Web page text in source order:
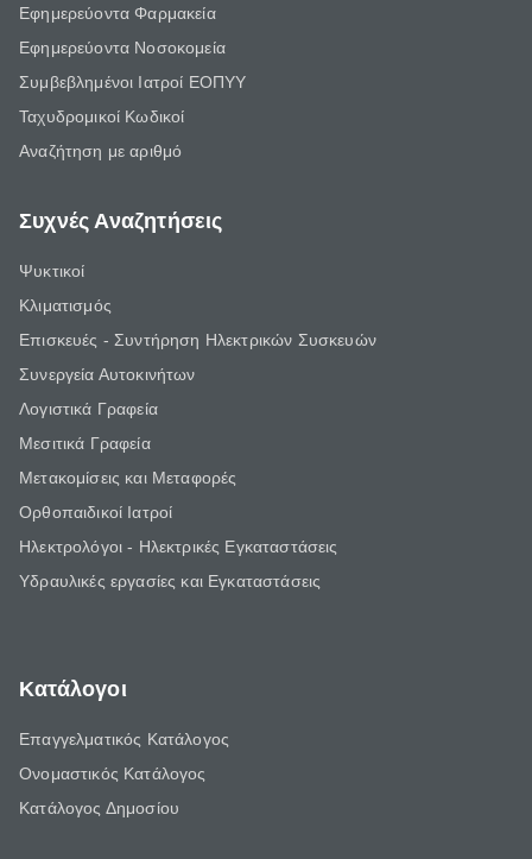
Εφημερεύοντα Φαρμακεία
Εφημερεύοντα Νοσοκομεία
Συμβεβλημένοι Ιατροί ΕΟΠΥΥ
Ταχυδρομικοί Κωδικοί
Αναζήτηση με αριθμό
Συχνές Αναζητήσεις
Ψυκτικοί
Κλιματισμός
Επισκευές - Συντήρηση Ηλεκτρικών Συσκευών
Συνεργεία Αυτοκινήτων
Λογιστικά Γραφεία
Μεσιτικά Γραφεία
Μετακομίσεις και Μεταφορές
Ορθοπαιδικοί Ιατροί
Ηλεκτρολόγοι - Ηλεκτρικές Εγκαταστάσεις
Υδραυλικές εργασίες και Εγκαταστάσεις
Κατάλογοι
Επαγγελματικός Κατάλογος
Ονομαστικός Κατάλογος
Κατάλογος Δημοσίου